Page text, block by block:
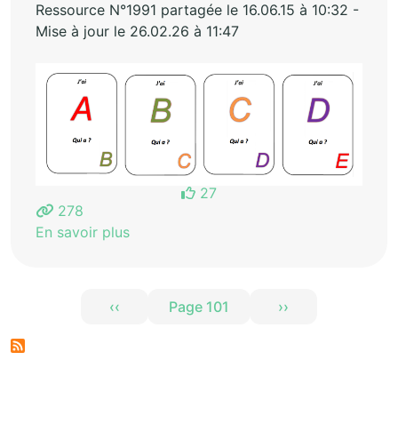
Ressource N°1991 partagée le 16.06.15 à 10:32 -
Mise à jour le 26.02.26 à 11:47
27
278
En savoir plus
Pagination
Page précédente
‹‹ Page 101 ››